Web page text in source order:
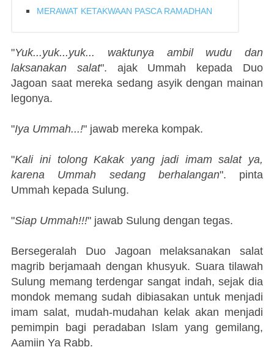
MERAWAT KETAKWAAN PASCA RAMADHAN
"Yuk...yuk...yuk... waktunya ambil wudu dan
laksanakan salat". ajak Ummah kepada Duo
Jagoan saat mereka sedang asyik dengan mainan
legonya.
"Iya Ummah...!" jawab mereka kompak.
"Kali ini tolong Kakak yang jadi imam salat ya,
karena Ummah sedang berhalangan". pinta
Ummah kepada Sulung.
"Siap Ummah!!!" jawab Sulung dengan tegas.
Bersegeralah Duo Jagoan melaksanakan salat
magrib berjamaah dengan khusyuk. Suara tilawah
Sulung memang terdengar sangat indah, sejak dia
mondok memang sudah dibiasakan untuk menjadi
imam salat, mudah-mudahan kelak akan menjadi
pemimpin bagi peradaban Islam yang gemilang,
Aamiin Ya Rabb.